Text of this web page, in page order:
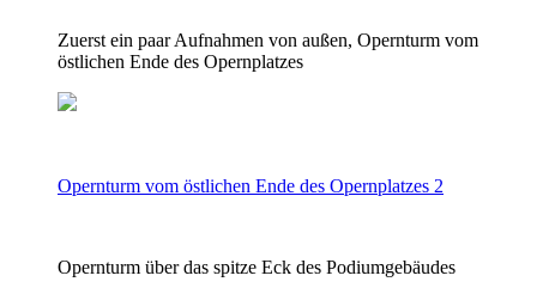
Zuerst ein paar Aufnahmen von außen, Opernturm vom
östlichen Ende des Opernplatzes
Opernturm vom östlichen Ende des Opernplatzes 2
Opernturm über das spitze Eck des Podiumgebäudes